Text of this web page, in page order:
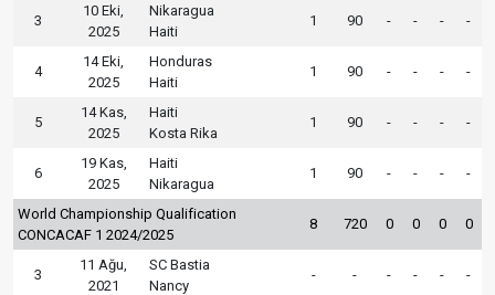
3
10 Eki,
2025
Nikaragua
Haiti
1 90 - - - -
4
14 Eki,
2025
Honduras
Haiti
1 90 - - - -
5
14 Kas,
2025
Haiti
Kosta Rika
1 90 - - - -
6
19 Kas,
2025
Haiti
Nikaragua
1 90 - - - -
World Championship Qualification
CONCACAF 1 2024/2025
8 720 0 0 0 0
3
11 Ağu,
2021
SC Bastia
Nancy
- - - - - -